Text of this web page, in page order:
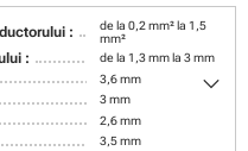
:
de la 0,2 mm² la 1,5
mm²
: de la 1,3 mm la 3 mm
3,6 mm
3 mm
2,6 mm
3,5 mm
keyboard_arrow_down